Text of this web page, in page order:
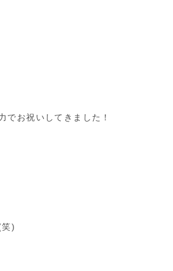
でお祝いしてきました！
)